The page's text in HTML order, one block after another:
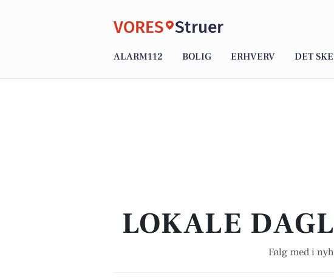
VORES Struer
ALARM112 BOLIG ERHVERV DET
LOKALE
Følg med i